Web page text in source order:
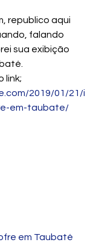
republico aqui
falando
sua exibição
link;
2019/01/21/i
em-taubate/
em Taubaté